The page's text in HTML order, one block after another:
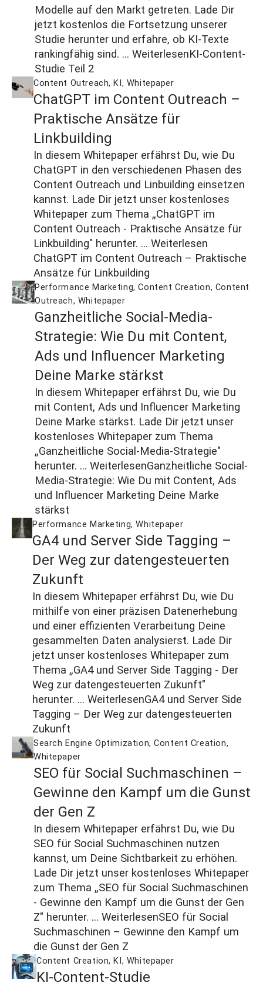
Modelle auf den Markt getreten. Lade Dir
jetzt kostenlos die Fortsetzung unserer
Studie herunter und erfahre, ob KI-Texte
rankingfähig sind. ... WeiterlesenKI-Content-
Studie Teil 2
Content Outreach, KI , Whitepaper
ChatGPT im Content Outreach –
Praktische Ansätze für
Linkbuilding
In diesem Whitepaper erfährst Du, wie Du
ChatGPT in den verschiedenen Phasen des
Content Outreach und Linbuilding einsetzen
kannst. Lade Dir jetzt unser kostenloses
Whitepaper zum Thema „ChatGPT im
Content Outreach - Praktische Ansätze für
Linkbuilding" herunter. ... Weiterlesen
ChatGPT im Content Outreach – Praktische
Ansätze für Linkbuilding
Performance Marketing,Content Creation, Content
Outreach, Whitepaper
Ganzheitliche Social-Media-
Strategie: Wie Du mit Content,
Ads und Influencer Marketing
Deine Marke stärkst
In diesem Whitepaper erfährst Du, wie Du
mit Content, Ads und Influencer Marketing
Deine Marke stärkst. Lade Dir jetzt unser
kostenloses Whitepaper zum Thema
„Ganzheitliche Social-Media-Strategie"
herunter. ... WeiterlesenGanzheitliche Social-
Media-Strategie: Wie Du mit Content, Ads
und Influencer Marketing Deine Marke
stärkst
Performance Marketing,Whitepaper
GA4 und Server Side Tagging –
Der Weg zur datengesteuerten
Zukunft
In diesem Whitepaper erfährst Du, wie Du
mithilfe von einer präzisen Datenerhebung
und einer effizienten Verarbeitung Deine
gesammelten Daten analysierst. Lade Dir
jetzt unser kostenloses Whitepaper zum
Thema „GA4 und Server Side Tagging - Der
Weg zur datengesteuerten Zukunft"
herunter. ... WeiterlesenGA4 und Server Side
Tagging – Der Weg zur datengesteuerten
Zukunft
Search Engine Optimization,Content Creation,
Whitepaper
SEO für Social Suchmaschinen –
Gewinne den Kampf um die Gunst
der Gen Z
In diesem Whitepaper erfährst Du, wie Du
SEO für Social Suchmaschinen nutzen
kannst, um Deine Sichtbarkeit zu erhöhen.
Lade Dir jetzt unser kostenloses Whitepaper
zum Thema „SEO für Social Suchmaschinen
- Gewinne den Kampf um die Gunst der Gen
Z" herunter. ... WeiterlesenSEO für Social
Suchmaschinen – Gewinne den Kampf um
die Gunst der Gen Z
Content Creation, KI , Whitepaper
KI-Content-Studie